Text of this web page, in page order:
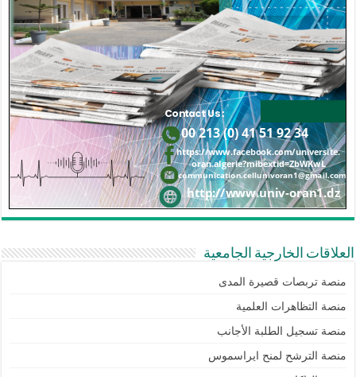
العلاقات الخارجية الجامعية
منصة تربصات قصيرة المدى
منصة التظاهرات العلمية
منصة تسجيل الطلبة الأجانب
منصة الترشح لمنح ايراسموس